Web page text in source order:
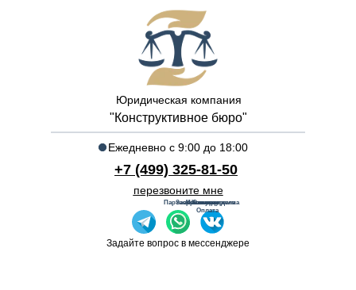
+7 (499) 325-81-50
Ежедневно с 9:00 до 18:00
перезвоните мне
"Конструктивное бюро"
Юридическая компания
Задайте вопрос в мессенджере
Завершенные дела
Наши услуги
Отзывы
Партнерская программа
Оплата
Контакты
Команда